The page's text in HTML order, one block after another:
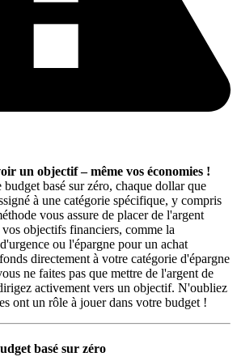
un objectif – même vos économies !
basé sur zéro, chaque dollar que
à une catégorie spécifique, y compris
vous assure de placer de l'argent
objectifs financiers, comme la
ou l'épargne pour un achat
directement à votre catégorie d'épargne
ne faites pas que mettre de l'argent de
activement vers un objectif. N'oubliez
ont un rôle à jouer dans votre budget !
basé sur zéro